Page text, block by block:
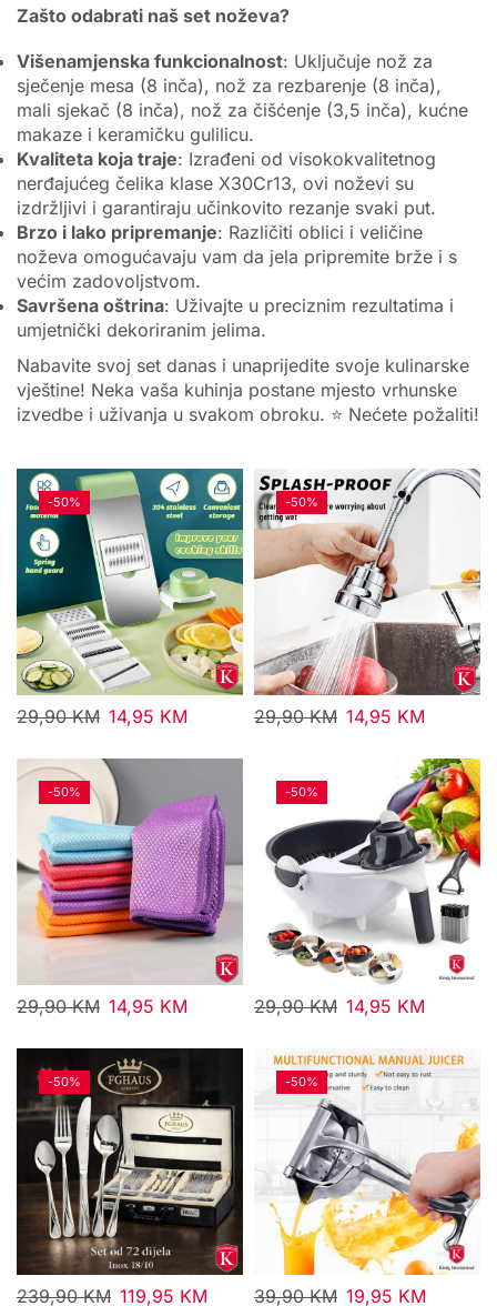
Zašto odabrati naš set noževa?
Višenamjenska funkcionalnost: Uključuje nož za
sječenje mesa (8 inča), nož za rezbarenje (8 inča),
mali sjekač (8 inča), nož za čišćenje (3,5 inča), kućne
makaze i keramičku gulilicu.
Kvaliteta koja traje: Izrađeni od visokokvalitetnog
nerđajućeg čelika klase X30Cr13, ovi noževi su
izdržljivi i garantiraju učinkovito rezanje svaki put.
Brzo i lako pripremanje: Različiti oblici i veličine
noževa omogućavaju vam da jela pripremite brže i s
većim zadovoljstvom.
Savršena oštrina: Uživajte u preciznim rezultatima i
umjetnički dekoriranim jelima.
Nabavite svoj set danas i unaprijedite svoje kulinarske
vještine! Neka vaša kuhinja postane mjesto vrhunske
izvedbe i uživanja u svakom obroku. ⭐️ Nećete požaliti!
-50%
29,90KM 14,95 KM
-50%
29,90KM 14,95 KM
-50%
29,90KM 14,95 KM
-50%
29,90KM 14,95 KM
-50%
239,90KM 119,95 KM
-50%
39,90KM 19,95 KM